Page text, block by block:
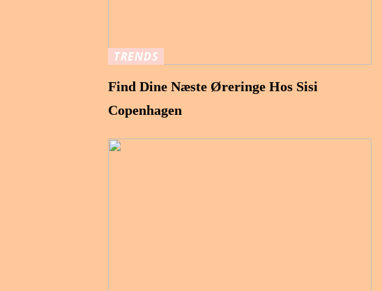
TRENDS
Find Dine Næste Øreringe Hos Sisi
Copenhagen